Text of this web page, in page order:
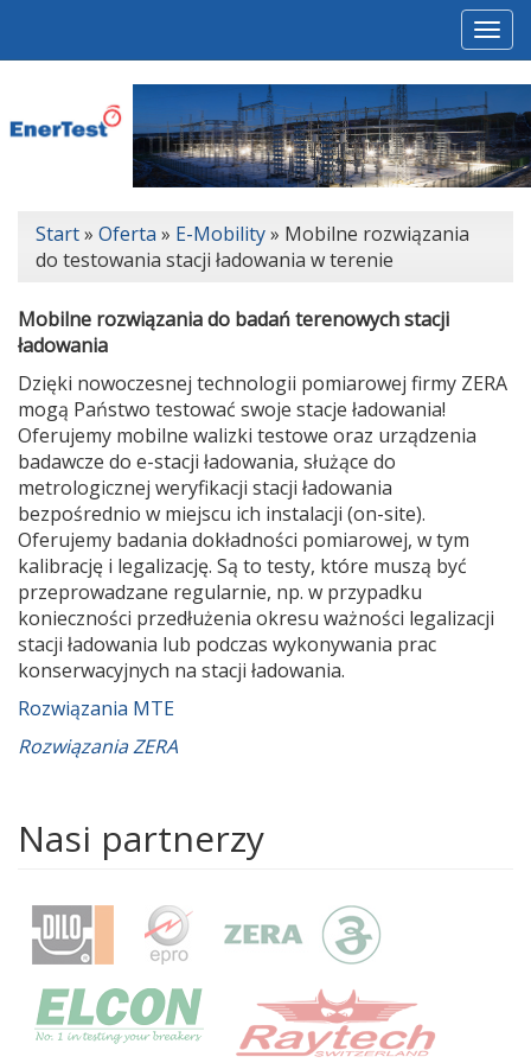
Start» Oferta » E-Mobility» Mobilne rozwiązania
do testowania stacji ładowania w terenie
Mobilne rozwiązania do badań terenowych stacji
ładowania
Dzięki nowoczesnej technologii pomiarowej firmy ZERA
mogą Państwo testować swoje stacje ładowania!
Oferujemy mobilne walizki testowe oraz urządzenia
badawcze do e-stacji ładowania, służące do
metrologicznej weryfikacji stacji ładowania
bezpośrednio w miejscu ich instalacji (on-site).
Oferujemy badania dokładności pomiarowej, w tym
kalibrację i legalizację. Są to testy, które muszą być
przeprowadzane regularnie, np. w przypadku
konieczności przedłużenia okresu ważności legalizacji
stacji ładowania lub podczas wykonywania prac
konserwacyjnych na stacji ładowania.
Rozwiązania MTE
Rozwiązania ZERA
Nasi partnerzy